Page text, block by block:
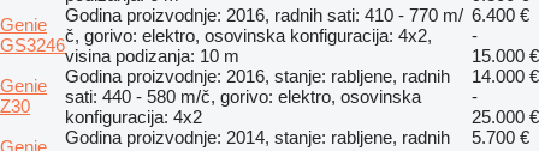
Genie
GS3246
Godina proizvodnje: 2016, radnih sati: 410 - 770 m/
č, gorivo: elektro, osovinska konfiguracija: 4x2,
visina podizanja: 10 m
6.400 €
-
15.000 €
Genie
Z30
Godina proizvodnje: 2016, stanje: rabljene, radnih
sati: 440 - 580 m/č, gorivo: elektro, osovinska
konfiguracija: 4x2
14.000 €
-
25.000 €
Genie
Godina proizvodnje: 2014, stanje: rabljene, radnih
5.700 €